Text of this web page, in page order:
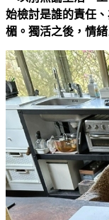
始檢討是誰的責任
楣。獨活之後，情